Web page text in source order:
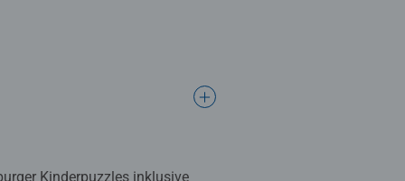
Kinderpuzzles inklusive